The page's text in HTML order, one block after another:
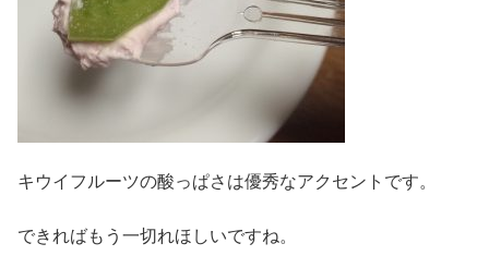
キウイフルーツの酸っぱさは優秀なアクセントです。
できればもう一切れほしいですね。